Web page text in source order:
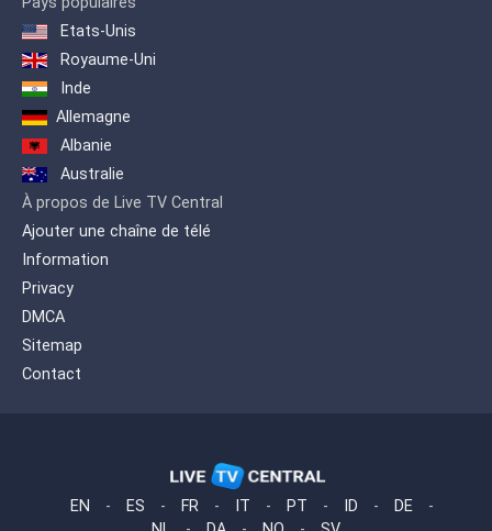
Etats-Unis
Royaume-Uni
Inde
Allemagne
Albanie
Australie
À propos de Live TV Central
Ajouter une chaîne de télé
Information
Privacy
DMCA
Sitemap
Contact
EN - ES - FR - IT - PT - ID - DE
-